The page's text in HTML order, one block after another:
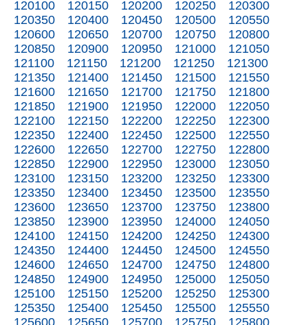
120100
120150 120200 120250
120300
120350
120400 120450 120500
120550
120600
120650 120700 120750
120800
120850
120900 120950 121000
121050
121100
121150 121200 121250
121300
121350
121400 121450 121500
121550
121600
121650 121700 121750
121800
121850
121900 121950 122000
122050
122100
122150 122200 122250
122300
122350
122400 122450 122500
122550
122600
122650 122700 122750
122800
122850
122900 122950 123000
123050
123100
123150 123200 123250
123300
123350
123400 123450 123500
123550
123600
123650 123700 123750
123800
123850
123900 123950 124000
124050
124100
124150 124200 124250
124300
124350
124400 124450 124500
124550
124600
124650 124700 124750
124800
124850
124900 124950 125000
125050
125100
125150 125200 125250
125300
125350
125400 125450 125500
125550
125600
125650 125700 125750
125800